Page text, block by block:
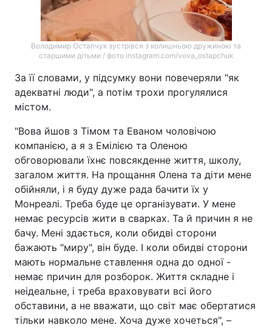
Володимир Остапчук зустрівся з колишньою дружиною та
старшими дітьми / фото instagram.com/vova_ostapchuk
За її словами, у підсумку вони повечеряли "як
адекватні люди", а потім трохи прогулялися
містом.
"Вова йшов з Тімом та Еваном чоловічою
компанією, а я з Емілією та Оленою
обговорювали їхнє повсякденне життя, школу,
загалом життя. На прощання Олена та діти мене
обійняли, і я буду дуже рада бачити їх у
Монреалі. Треба буде це організувати. У мене
немає ресурсів жити в сварках. Та й причин я не
бачу. Мені здається, коли обидві сторони
бажають "миру", він буде. І коли обидві сторони
мають нормальне ставлення одна до одної -
немає причин для розборок. Життя складне і
неідеальне, і треба враховувати всі його
обставини, а не вважати, що світ має обертатися
тільки навколо мене. Хоча дуже хочеться", –